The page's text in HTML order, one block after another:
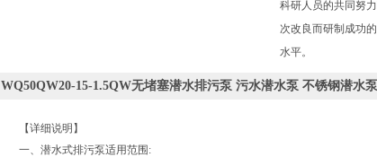
科研人员的共同努
次改良而研制成功
水平。
WQ50QW20-15-1.5QW无堵塞潜水排污泵 污水潜水泵 不锈钢潜水
【详细说明】
一、潜水式排污泵适用范围: